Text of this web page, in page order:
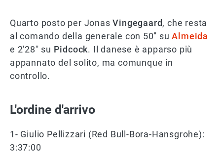
Quarto posto per JonasVingegaard, che resta
al comando della generale con 50'' suAlmeida
e 2'28'' su Pidcock. Il danese è apparso più
appannato del solito, ma comunque in
controllo.
L'ordine d'arrivo
1- Giulio Pellizzari (Red Bull-Bora-Hansgrohe):
3:37:00